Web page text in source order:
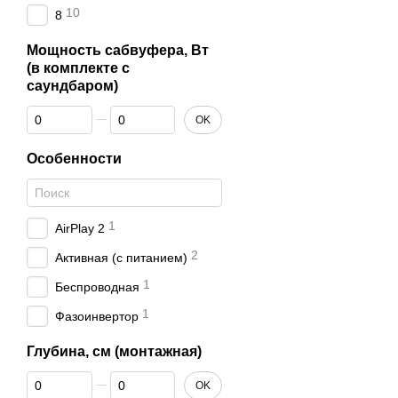
8 10
Мощность сабвуфера, Вт
(в комплекте с
саундбаром)
От Мощность сабвуфера, Вт (в комплекте с саундбаром)
До Мощность сабвуфера, Вт (в комплекте с саундбаром)
OK
Особенности
AirPlay 2 1
Активная (с питанием) 2
Беспроводная 1
Фазоинвертор 1
Глубина, см (монтажная)
От Глубина, см (монтажная)
До Глубина, см (монтажная) OK